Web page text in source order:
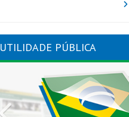
UTILIDADE PÚBLICA
Previous